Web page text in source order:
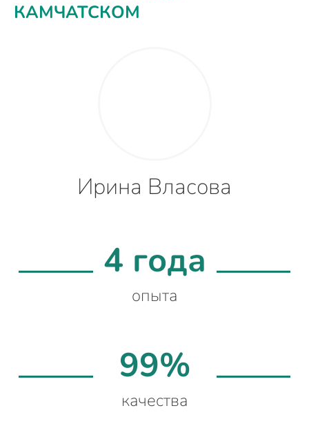
КАМЧАТСКОМ
Ирина Власова
4 года
опыта
99%
качества